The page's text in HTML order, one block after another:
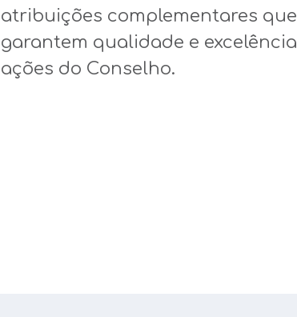
atribuições complementares que
garantem qualidade e excelência
ações do Conselho.